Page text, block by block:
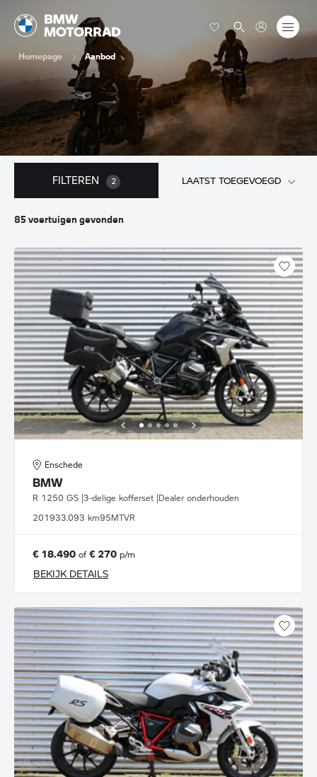
Homepage Aanbod
FILTEREN 2 LAATST TOEGEVOEGD
85 voertuigen gevonden
Enschede
BMW
R 1250 GS |3-delige kofferset |Dealer onderhouden
201933.093 km95MTVR
€ 18.490 of € 270 p/m
BEKIJK DETAILS